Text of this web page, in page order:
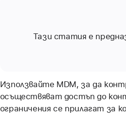
Тази статия е
Използвайте MDM, за да
осъществяват достъп до
ограничения се прилагат за